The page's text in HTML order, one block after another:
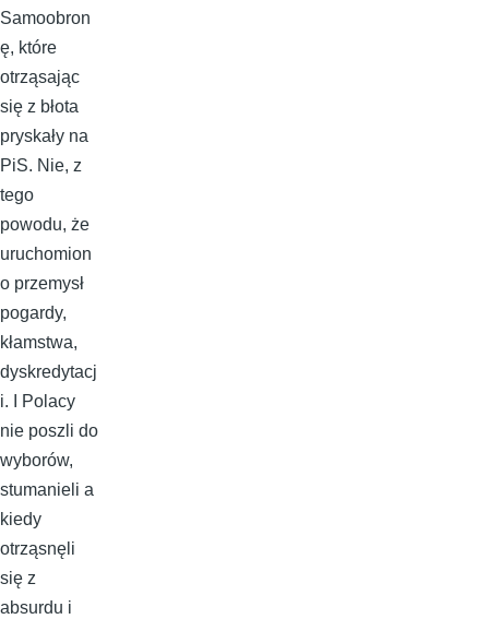
Samoobron
ę, które
otrząsając
się z błota
pryskały na
PiS. Nie, z
tego
powodu, że
uruchomion
o przemysł
pogardy,
kłamstwa,
dyskredytacj
i. I Polacy
nie poszli do
wyborów,
stumanieli a
kiedy
otrząsnęli
się z
absurdu i